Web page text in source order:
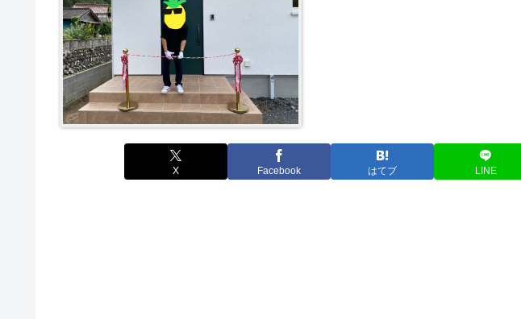
X Facebook はてブ LINE